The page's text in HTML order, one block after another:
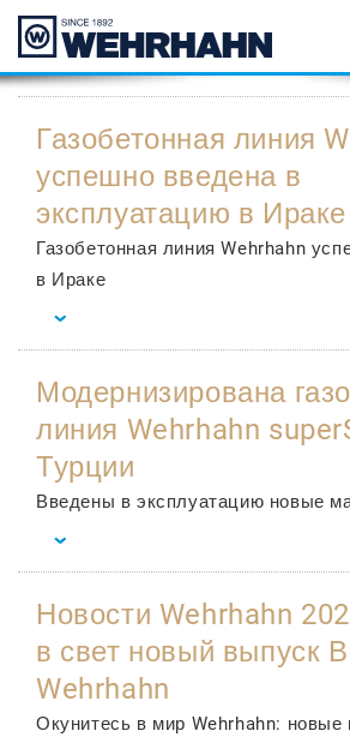
Газобетонная линия
успешно введена в
эксплуатацию в Ираке
Газобетонная линия Wehrhahn
в Ираке
Модернизирована
линия Wehrhahn
Турции
Введены в эксплуатацию новые
Новости Wehrhahn
в свет новый выпуск
Wehrhahn
Окунитесь в мир Wehrhahn: новые